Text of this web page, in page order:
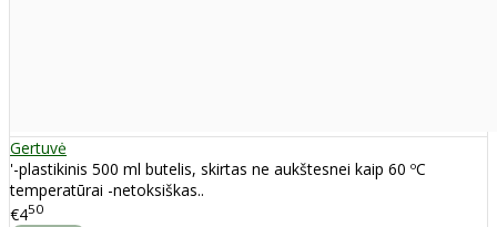
Gertuvė
'-plastikinis 500 ml butelis, skirtas ne aukštesnei kaip 60 ºC
temperatūrai -netoksiškas..
€450